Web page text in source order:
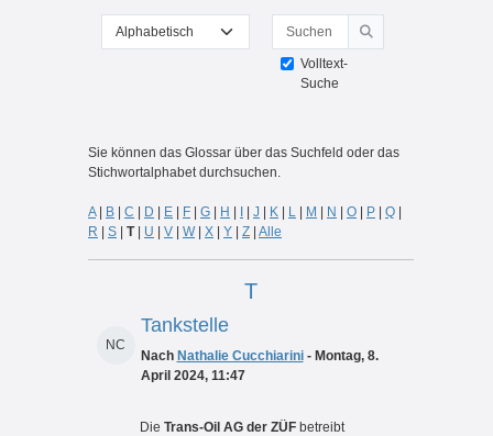
Sie können das Glossar über das Suchfeld oder das
Suchen
Suchen
Volltext-
Suche
Sie können das Glossar über das Suchfeld oder das
Stichwortalphabet durchsuchen.
A| B | C | D | E | F | G | H | I | J | K | L | M | N | O | P | Q |
R | S | T| U | V | W| X | Y | Z | Alle
T
NC
Tankstelle
Nach Nathalie Cucchiarini- Montag, 8.
April 2024, 11:47
Die Trans-Oil AG der ZÜF betreibt